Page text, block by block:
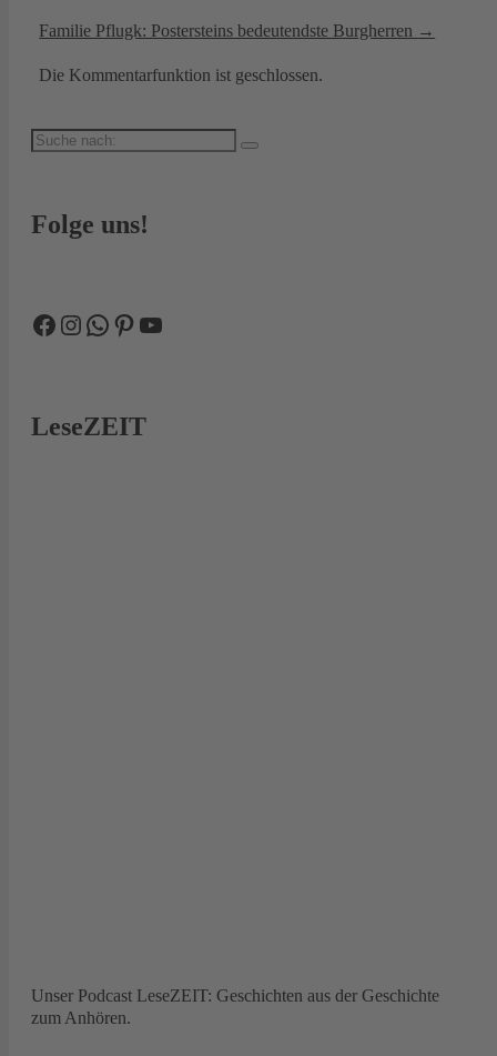
Familie Pflugk: Postersteins bedeutendste Burgherren →
Die Kommentarfunktion ist geschlossen.
Suche
Folge uns!
Facebook
Instagram
WhatsApp
Pinterest
YouTube
LeseZEIT
Unser Podcast LeseZEIT: Geschichten aus der Geschichte
zum Anhören.